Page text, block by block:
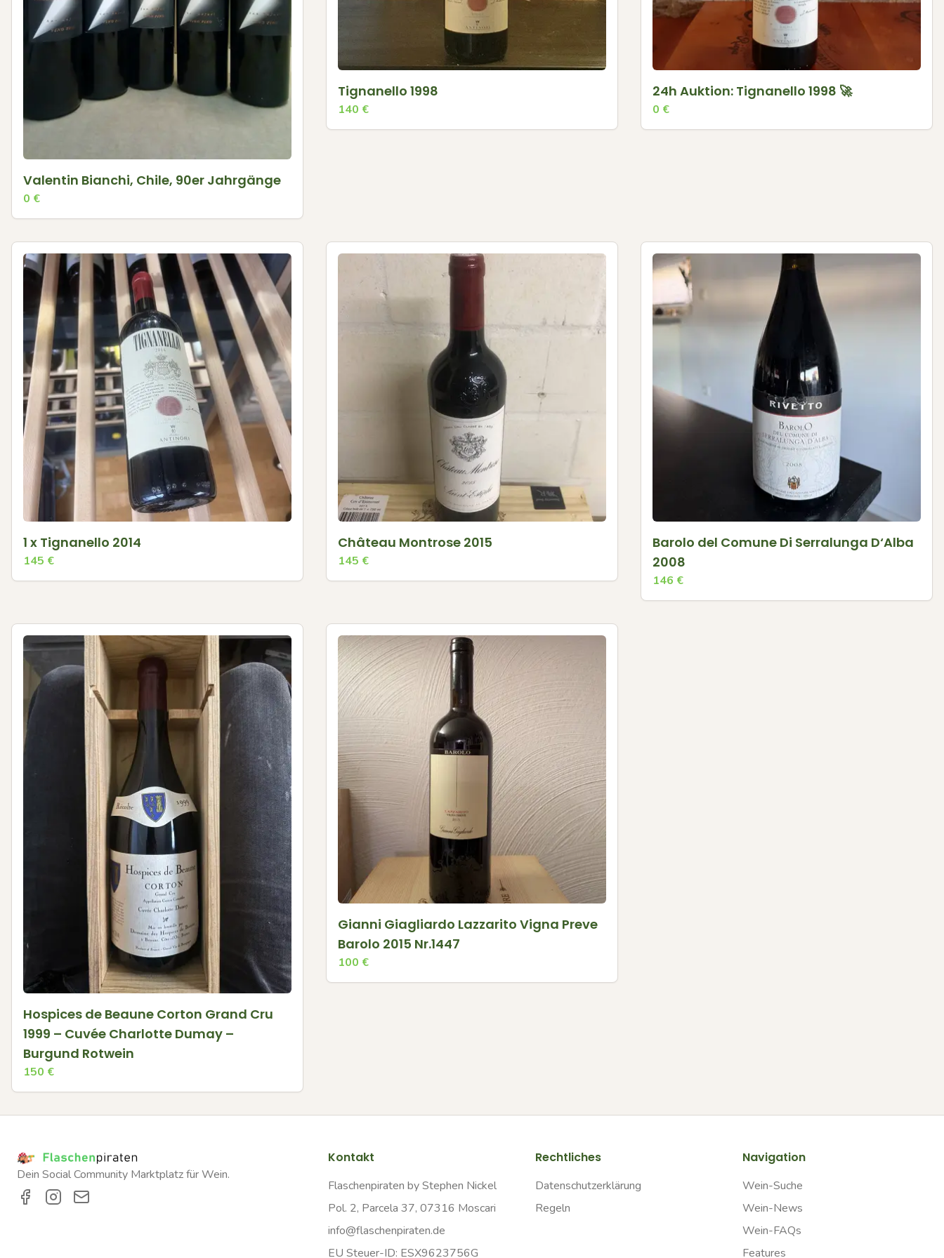
Valentin Bianchi, Chile, 90er Jahrgänge
0 €
Tignanello 1998
140 €
24h Auktion: Tignanello 1998 🚀
0 €
1 x Tignanello 2014
145 €
Château Montrose 2015
145 €
Barolo del Comune Di Serralunga D‘Alba
2008
146 €
Hospices de Beaune Corton Grand Cru
1999 – Cuvée Charlotte Dumay –
Burgund Rotwein
150 €
Gianni Giagliardo Lazzarito Vigna Preve
Barolo 2015 Nr.1447
100 €
Dein Social Community Marktplatz für Wein.
Kontakt
Flaschenpiraten by Stephen Nickel
Pol. 2, Parcela 37, 07316 Moscari
info@flaschenpiraten.de
EU Steuer-ID: ESX9623756G
Rechtliches
Datenschutzerklärung
Regeln
Navigation
Wein-Suche
Wein-News
Wein-FAQs
Features